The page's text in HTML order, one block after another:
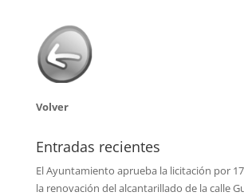
Volver
Entradas recientes
El Ayuntamiento aprueba la licitación por
la renovación del alcantarillado de la calle